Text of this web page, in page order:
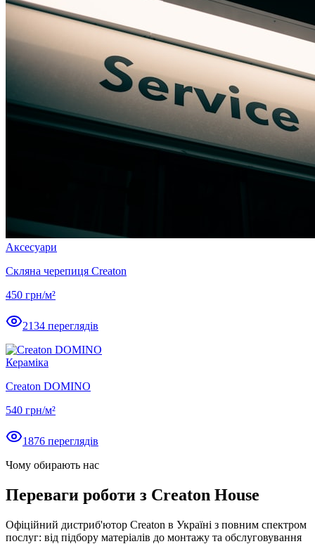
Аксесуари
Скляна черепиця Creaton
450 грн/м²
2134 переглядів
Кераміка
Creaton DOMINO
540 грн/м²
1876 переглядів
Чому обирають нас
Переваги роботи з Creaton House
Офіційний дистриб'ютор Creaton в Україні з повним спектром
послуг: від підбору матеріалів до монтажу та обслуговування